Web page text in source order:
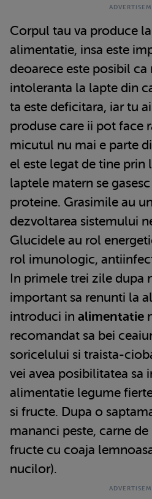
Corpul tau va produce
alimentatie, insa este
deoarece este posibil
intoleranta la lapte din
ta este deficitara, iar tu
produse care ii pot face
micutul nu mai e parte
el este legat de tine prin
laptele matern se
proteine. Grasimile au
dezvoltarea sistemului
Glucidele au rol
rol imunologic,
In primele trei zile dupa
important sa renunti la
introduci in alimentatie
recomandat sa bei
soricelului si traista-
vei avea posibilitatea sa
alimentatie legume
si fructe. Dupa o
mananci peste, carne
fructe cu coaja
nucilor).